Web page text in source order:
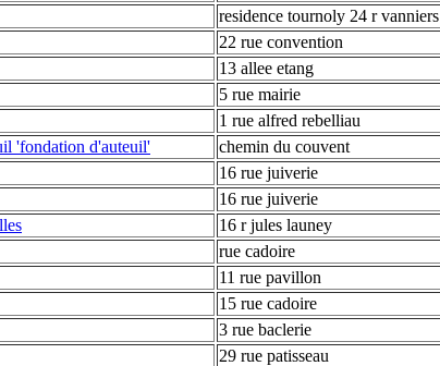
residence tournoly 24 r vanniers
22 rue convention
13 allee etang
5 rue mairie
1 rue alfred rebelliau
'fondation d'auteuil'
chemin du couvent
16 rue juiverie
16 rue juiverie
16 r jules launey
rue cadoire
11 rue pavillon
15 rue cadoire
3 rue baclerie
29 rue patisseau